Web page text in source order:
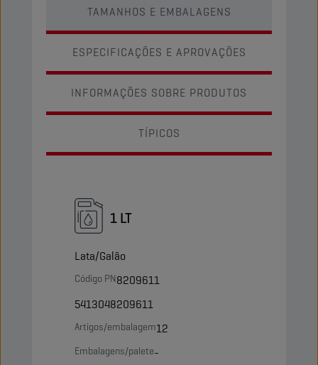
TAMANHOS E EMBALAGENS
ESPECIFICAÇÕES E APROVAÇÕES
INFORMAÇÕES SOBRE PRODUTOS
TÍPICOS
1 LT
Lata/Galão
Código PN8209611
5413048209611
Artigos/embalagem12
Embalagens/palete-